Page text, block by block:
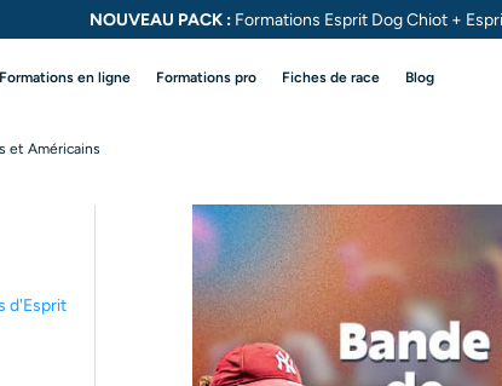
NOUVEAU PACK : Formations Esprit Dog Chiot +
Formations en ligne Formations pro Fiches de race Blog
et Américains
d'Esprit